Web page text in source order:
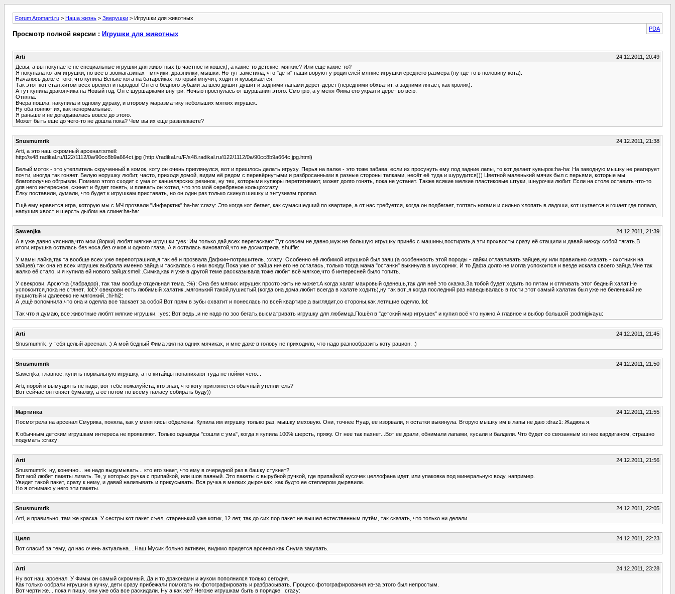
Forum Aromarti.ru > Наша жизнь > Зверушки > Игрушки для животных
PDA
Просмотр полной версии : Игрушки для животных
Arti
24.12.2011, 20:49
Девы, а вы покупаете не специальные игрушки для животных (в частности кошек), а какие-то детские, мягкие? Или еще какие-то?
Я покупала котам игрушки, но все в зоомагазинах - мячики, дразнилки, мышки. Но тут заметила, что "дети" наши воруют у родителей мягкие игрушки среднего размера (ну где-то в половину кота).
Началось даже с того, что купила Веньке кота на батарейках, который мяучит, ходит и кувыркается.
Так этот кот стал хитом всех времен и народов! Он его бедного зубами за шею душит-душит и задними лапами дерет-дерет (передними обхватит, а задними лягает, как кролик).
А тут купила дракончика на Новый год. Он с шуршарками внутри. Ночью проснулась от шуршания этого. Смотрю, а у меня Фима его украл и дерет во всю.
Отняла.
Вчера пошла, накупила и одному дураку, и второму маразматику небольших мягких игрушек.
Ну оба гоняют их, как ненормальные.
Я раньше и не догадывалась вовсе до этого.
Может быть еще до чего-то не дошла пока? Чем вы их еще развлекаете?
Snusmumrik
24.12.2011, 21:38
Arti, а это наш скромный арсенал:smeil:
http://s48.radikal.ru/i122/1112/0a/90cc8b9a664ct.jpg (http://radikal.ru/F/s48.radikal.ru/i122/1112/0a/90cc8b9a664c.jpg.html)
Белый моток - это утеплитель скрученный в комок, коту он очень приглянулся, вот и пришлось делать игруху. Перья на палке - это тоже забава, если их просунуть ему под задние лапы, то кот делает кувырок:ha-ha: На заводную мышку не реагирует
почти, иногда так гоняет. Белую норушку любит, часто, приходя домой, видим её рядом с перевёрнутыми и разбросанными в разные стороны тапками, несёт её туда и шурудится))) Цветной маленький мячик был с перьями, которые мы
благополучно обгрызли. Помимо этого сходит с ума от канцелярских резинок, ну тех, которыми купюры перетягивают, может долго гонять, пока не устанет. Также всякие мелкие пластиковые штуки, шнурочки любит. Если на столе оставить что-то
для него интересное, скинет и будет гонять, и плевать он хотел, что это моё серебряное кольцо:crazy:
Ёлку поставили, думали, что будет к игрушкам приставать, но он один раз только скинул шишку и энтузиазм пропал.
Ещё ему нравится игра, которую мы с МЧ прозвали "Инфарктик":ha-ha::crazy: Это когда кот бегает, как сумасшедший по квартире, а от нас требуется, когда он подбегает, топтать ногами и сильно хлопать в ладоши, кот шугается и гоцает где попало,
напушив хвост и шерсть дыбом на спине:ha-ha:
Sawenjka
24.12.2011, 21:39
А я уже давно уяснила,что мои (йoрки) любят мягкие игрушки.:yes: Им только дай,всех перетаскают.Тут совсем не давно,муж не большую игрушку принёс с машины,постирать,а эти прохвосты сразу её стащили и давай между собой тягать.В
итоги,игрушка осталась без носа,без очков и одного глаза. А я осталась виноватой,что не досмотрела.:shuffle:
У мамы лайка,так та вообще всех уже перепотрашила,я так её и прозвала Дафкин-потрашитель. :crazy: Особенно её любимой игрушкой был заяц (а особенность этой породы - лайки,отлавливать зайцев,ну или правильно сказать - охотники на
зайцев),так она из всех игрушек выбрала именно зайца и таскалась с ним всюду.Пока уже от зайца ничего не осталась, только тогда мама "останки" выкинула в мусорник. И то Дафа долго не могла успокоится и везде искала своего зайца.Мне так
жалко её стало, и я купила ей нового зайца:smeil:.Симка,как я уже в другой теме рассказывала тоже любит всё мягкое,что б интересней было топить.
У свекрови, Арсютка (лабрадор), так там вообще отдельная тема. :%): Она без мягких игрушек просто жить не может.А когда халат махровый оденешь,так для неё это сказка.За тобой будет ходить по пятам и стягивать этот бедный халат.Не
успокоится,пока не стянет, :lol:У свекрови есть любимый халатик..мягонький такой,пушистый,(когда она дома,любит всегда в халате ходить),ну так вот..я когда последний раз наведывалась в гости,этот самый халатик был уже не беленький,не
пушистый и далеееко не мягонкий..:hi-hi2:
А ,ещё вспомнила,что она и одеяла все таскает за собой.Вот прям в зубы схватит и понеслась по всей квартире,а выглядит,со стороны,как летящие одеяло.:lol:
Так что я думаю, все животные любят мягкие игрушки. :yes: Вот ведь..и не надо по зоо бегать,высматривать игрушку для любимца.Пошёл в "детский мир игрушек" и купил всё что нужно.А главное и выбор большой :podmigivayu:
Arti
24.12.2011, 21:45
Snusmumrik, у тебя целый арсенал. :) А мой бедный Фима жил на одних мячиках, и мне даже в голову не приходило, что надо разнообразить коту рацион. :)
Snusmumrik
24.12.2011, 21:50
Sawenjka, главное, купить нормальную игрушку, а то китайцы понапихают туда не пойми чего...
Arti, порой и вымудрять не надо, вот тебе пожалуйста, кто знал, что коту приглянется обычный утеплитель?
Вот сейчас он гоняет бумажку, а её потом по всему паласу собирать буду))
Мартинка
24.12.2011, 21:55
Посмотрела на арсенал Смурика, поняла, как у меня кисы обделены. Купила им игрушку только раз, мышку меховую. Они, точнее Нуар, ее изорвали, я остатки выкинула. Вторую мышку им в лапы не даю :draz1: Жадюга я.
К обычным детским игрушкам интереса не проявляют. Только однажды "сошли с ума", когда я купила 100% шерсть, пряжу. От нее так пахнет...Вот ее драли, обнимали лапами, кусали и балдели. Что будет со связанным из нее кардиганом, страшно
подумать :crazy:
Arti
24.12.2011, 21:56
Snusmumrik, ну, конечно... не надо выдумывать... кто его знает, что ему в очередной раз в башку стукнет?
Вот мой любит пакеты лизать. Те, у которых ручка с припайкой, или шов паяный. Это пакеты с вырубной ручкой, где припайкой кусочек целлофана идет, или упаковка под минеральную воду, например.
Увидит такой пакет, сразу к нему, и давай нализывать и прикусывать. Вся ручка в мелких дырочках, как будто ее степлером дырявили.
Но я отнимаю у него эти пакеты.
Snusmumrik
24.12.2011, 22:05
Arti, и правильно, там же краска. У сестры кот пакет съел, старенький уже котик, 12 лет, так до сих пор пакет не вышел естественным путём, так сказать, что только ни делали.
Циля
24.12.2011, 22:23
Вот спасиб за тему, дл нас очень актуальна....Наш Мусик больно активен, видимо придется арсенал как Снума закупать.
Arti
24.12.2011, 23:28
Ну вот наш арсенал. У Фимы он самый скромный. Да и то драконами и жуком пополнился только сегодня.
Как только собрали игрушки в кучку, дети сразу прибежали помогать их фотографировать и разбрасывать. Процесс фотографирования из-за этого был непростым.
Вот черти же... пока я пишу, они уже оба все раскидали. Ну а как же? Негоже игрушкам быть в порядке! :crazy: